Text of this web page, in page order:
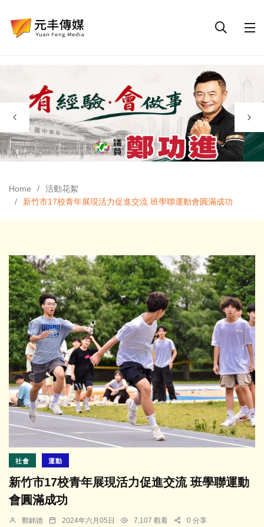
Home
活動花絮
新竹市17校青年展現活力促進交流 班學聯運動會圓滿成功
社會 運動
新竹市17校青年展現活力促進交流 班學聯運動
會圓滿成功
鄭銘德 2024年六月05日 7,107 觀看 0 分享